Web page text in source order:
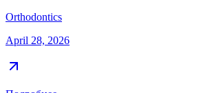
Orthodontics
April 28, 2026